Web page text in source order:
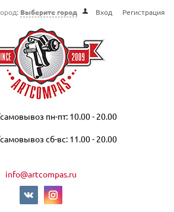
Выберите город Вход Регистрация
пн-пт: 10.00 - 20.00
сб-вс: 11.00 - 20.00
info@artcompas.ru